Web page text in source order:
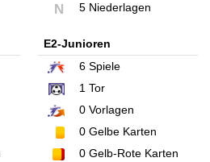
N 5 Niederlagen
E2-Junioren
6Spiele
1 Tor
0Vorlagen
0Gelbe Karten
0Gelb-Rote Karten